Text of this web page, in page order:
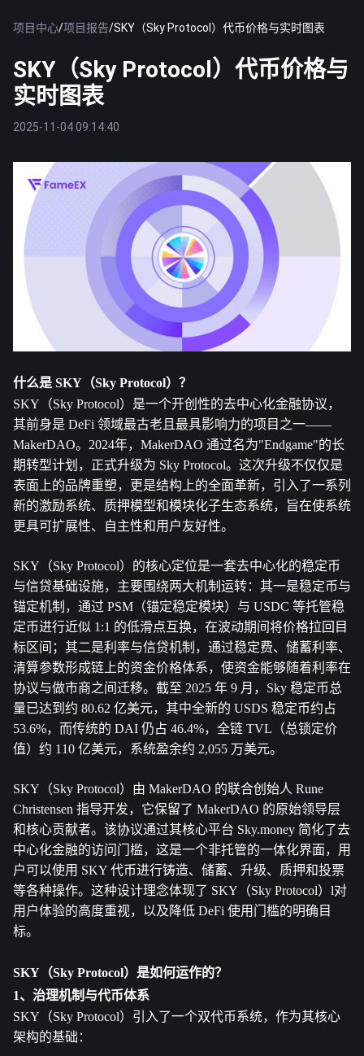
项目中心/项目报告/SKY（Sky Protocol）代币价格与实时图表
SKY（Sky Protocol）代币价格与
实时图表
2025-11-04 09:14:40
什么是 SKY（Sky Protocol）？
SKY（Sky Protocol）是一个开创性的去中心化金融协议，
其前身是 DeFi 领域最古老且最具影响力的项目之一——
MakerDAO。2024年，MakerDAO 通过名为"Endgame"的长
期转型计划，正式升级为 Sky Protocol。这次升级不仅仅是
表面上的品牌重塑，更是结构上的全面革新，引入了一系列
新的激励系统、质押模型和模块化子生态系统，旨在使系统
更具可扩展性、自主性和用户友好性。
SKY（Sky Protocol）的核心定位是一套去中心化的稳定币
与信贷基础设施，主要围绕两大机制运转：其一是稳定币与
锚定机制，通过 PSM（锚定稳定模块）与 USDC 等托管稳
定币进行近似 1:1 的低滑点互换，在波动期间将价格拉回目
标区间；其二是利率与信贷机制，通过稳定费、储蓄利率、
清算参数形成链上的资金价格体系，使资金能够随着利率在
协议与做市商之间迁移。截至 2025 年 9 月，Sky 稳定币总
量已达到约 80.62 亿美元，其中全新的 USDS 稳定币约占
53.6%，而传统的 DAI 仍占 46.4%，全链 TVL（总锁定价
值）约 110 亿美元，系统盈余约 2,055 万美元。
SKY（Sky Protocol）由 MakerDAO 的联合创始人 Rune
Christensen 指导开发，它保留了 MakerDAO 的原始领导层
和核心贡献者。该协议通过其核心平台 Sky.money 简化了去
中心化金融的访问门槛，这是一个非托管的一体化界面，用
户可以使用 SKY 代币进行铸造、储蓄、升级、质押和投票
等各种操作。这种设计理念体现了 SKY（Sky Protocol）l对
用户体验的高度重视，以及降低 DeFi 使用门槛的明确目
标。
SKY（Sky Protocol）是如何运作的？
1、治理机制与代币体系
SKY（Sky Protocol）引入了一个双代币系统，作为其核心
架构的基础：